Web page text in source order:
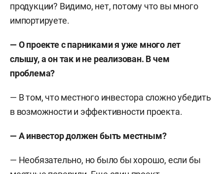
продукции? Видимо, нет, потому что вы много
импортируете.
— О проекте с парниками я уже много лет
слышу, а он так и не реализован. В чем
проблема?
— В том, что местного инвестора сложно убедить
в возможности и эффективности проекта.
— А инвестор должен быть местным?
— Необязательно, но было бы хорошо, если бы